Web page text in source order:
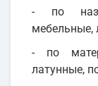
- по
- по
латунные,